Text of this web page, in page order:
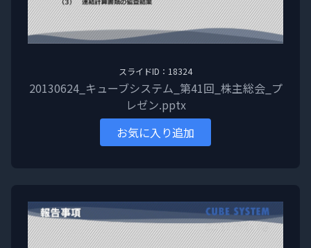
スライドID：18324
20130624_キューブシステム_第41回_株主総会_プ
レゼン.pptx
お気に入り追加